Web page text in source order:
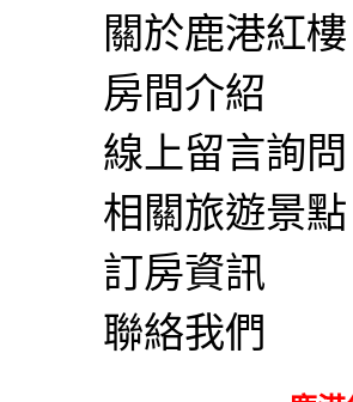
關於鹿港紅樓
房間介紹
線上留言詢問
相關旅遊景點
訂房資訊
聯絡我們